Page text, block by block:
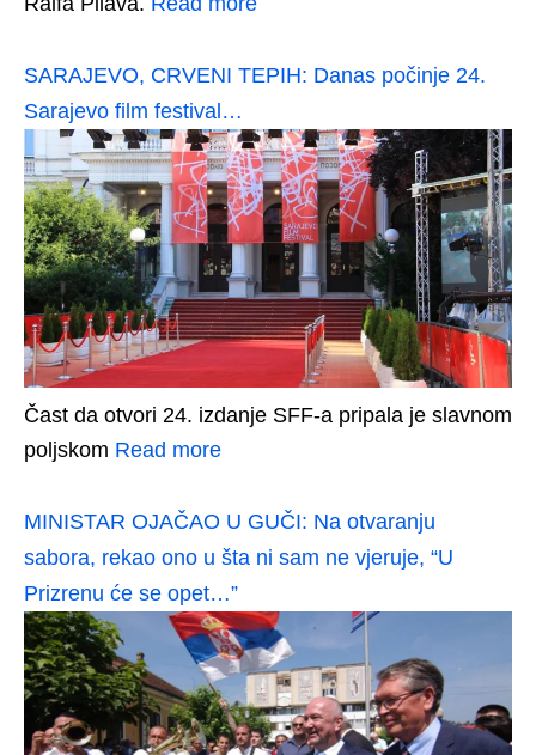
SARAJEVO, CRVENI TEPIH: Danas počinje 24.
Sarajevo film festival…
Čast da otvori 24. izdanje SFF-a pripala je slavnom
poljskom Read more
MINISTAR OJAČAO U GUČI: Na otvaranju
sabora, rekao ono u šta ni sam ne vjeruje, “U
Prizrenu će se opet…”